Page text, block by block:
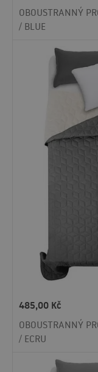
OBOUSTRANNÝ
/ BLUE
485,00 Kč
OBOUSTRANNÝ
/ ECRU